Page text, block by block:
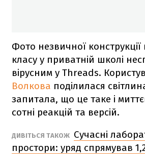
Фото незвичної
класу у приватній школі
вірусним у Threads.
Волкова поділилася
запитала, що це таке і
сотні реакцій та версій.
ДИВІТЬСЯ ТАКОЖ Сучасні
простори: уряд спрямував